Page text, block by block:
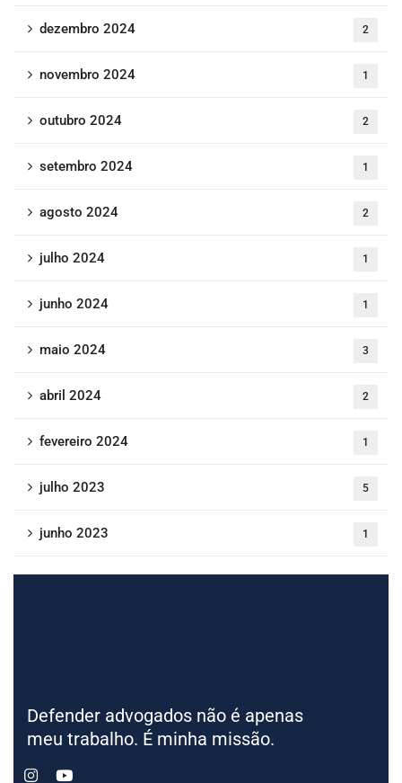
dezembro 2024 2
novembro 2024 1
outubro 2024 2
setembro 2024 1
agosto 2024 2
julho 2024 1
junho 2024 1
maio 2024 3
abril 2024 2
fevereiro 2024 1
julho 2023 5
junho 2023 1
Defender advogados não é apenas
meu trabalho. É minha missão.